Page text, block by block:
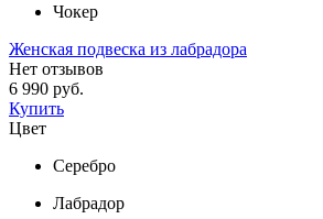
Чокер
Женская подвеска из лабрадора
Нет отзывов
6 990 руб.
Купить
Цвет
Серебро
Лабрадор